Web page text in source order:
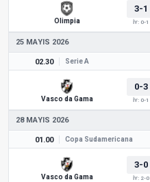
Olimpia
3-1
İY: 0-1
25 MAYIS 2026
02.30 Serie A
Vasco da Gama
0-3
İY: 0-1
28 MAYIS 2026
01.00 Copa Sudamericana
Vasco da Gama
3-0
İY: 2-0